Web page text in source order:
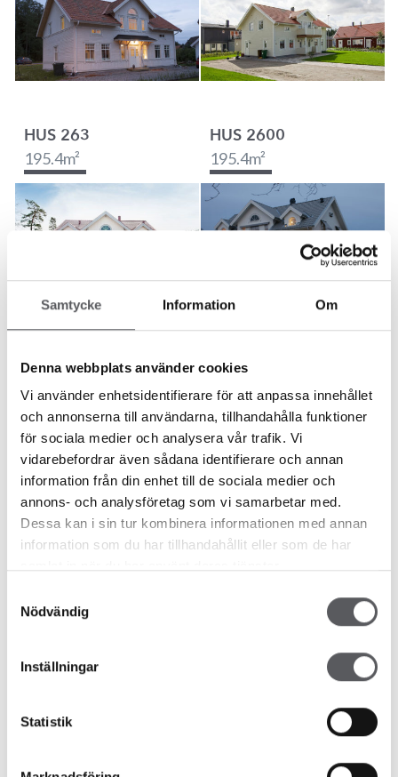
Samtycke Information Om
Denna webbplats använder cookies
Vi använder enhetsidentifierare för att anpassa innehållet
och annonserna till användarna, tillhandahålla funktioner
för sociala medier och analysera vår trafik. Vi
vidarebefordrar även sådana identifierare och annan
information från din enhet till de sociala medier och
annons- och analysföretag som vi samarbetar med.
Dessa kan i sin tur kombinera informationen med annan
information som du har tillhandahållit eller som de har
Nödvändig
Inställningar
Statistik
HUS 263
195.4m²
HUS 2600
195.4m²
174.2 m² 193.2
HUS 81
189.8m²
HUS 83
200m²
HUS 462 HUS 37